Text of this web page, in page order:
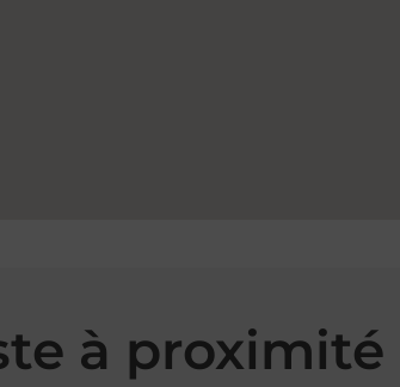
à proximité